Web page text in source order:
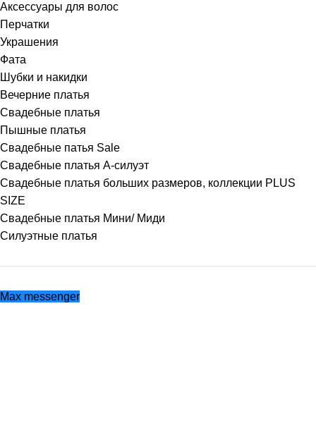
Аксессуары для волос
Перчатки
Украшения
Фата
Шубки и накидки
Вечерние платья
Свадебные платья
Пышные платья
Свадебные патья Sale
Свадебные платья А-силуэт
Свадебные платья больших размеров, коллекции PLUS
SIZE
Свадебные платья Мини/ Миди
Силуэтные платья
Max messenger